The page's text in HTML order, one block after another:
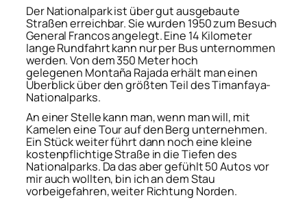
Der Nationalpark ist über gut ausgebaute
Straßen erreichbar. Sie wurden 1950 zum Besuch
General Francos angelegt. Eine 14 Kilometer
lange Rundfahrt kann nur per Bus unternommen
werden. Von dem 350 Meter hoch
gelegenen Montaña Rajadaerhält man einen
Überblick über den größten Teil des Timanfaya-
Nationalparks.
An einer Stelle kann man, wenn man will, mit
Kamelen eine Tour auf den Berg unternehmen.
Ein Stück weiter führt dann noch eine kleine
kostenpflichtige Straße in die Tiefen des
Nationalparks. Da das aber gefühlt 50 Autos vor
mir auch wollten, bin ich an dem Stau
vorbeigefahren, weiter Richtung Norden.